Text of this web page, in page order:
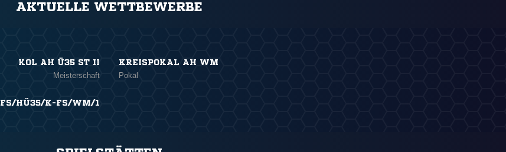
AKTUELLE WETTBEWERBE
KOL AH Ü35 ST II
Meisterschaft
KREISPOKAL AH WM
Pokal
FS/HÜ35/K-FS/WM/1